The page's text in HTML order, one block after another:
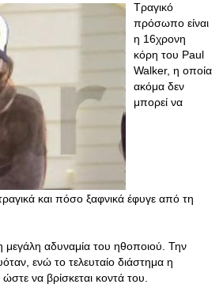
​Τραγικό
πρόσωπο είναι
η 16χρονη
κόρη του Paul
Walker, η οποία
ακόμα δεν
μπορεί να
και πόσο ξαφνικά έφυγε από τη
αδυναμία του ηθοποιού. Την
ενώ το τελευταίο διάστημα η
ώστε να βρίσκεται κοντά του.